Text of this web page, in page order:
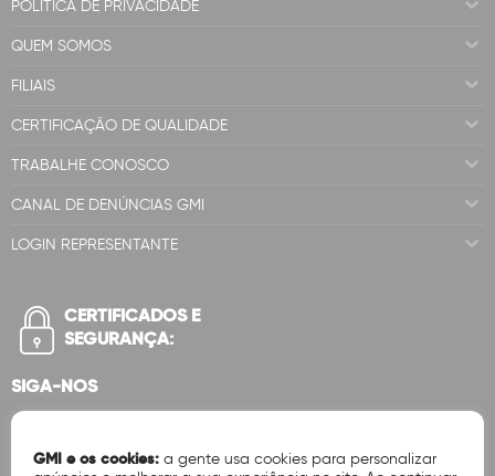
POLÍTICA DE PRIVACIDADE
QUEM SOMOS
FILIAIS
CERTIFICAÇÃO DE QUALIDADE
TRABALHE CONOSCO
CANAL DE DENÚNCIAS GMI
LOGIN REPRESENTANTE
CERTIFICADOS E
SEGURANÇA:
SIGA-NOS
GMI e os cookies: a gente usa cookies para personalizar